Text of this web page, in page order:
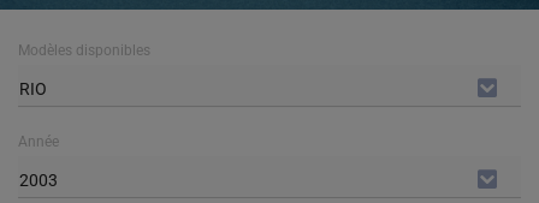
Modèles disponibles
RIO
Année
2003